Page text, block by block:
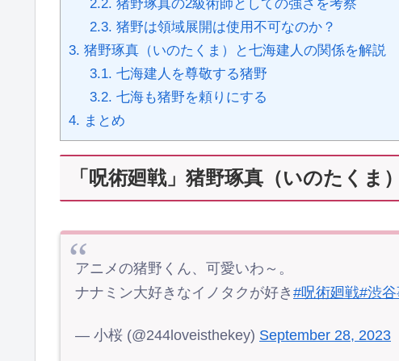
2.2. 猪野琢真の2級術師としての強さを考察
2.3. 猪野は領域展開は使用不可なのか？
3. 猪野琢真（いのたくま）と七海建人の関係を解説
3.1. 七海建人を尊敬する猪野
3.2. 七海も猪野を頼りにする
4. まとめ
「呪術廻戦」猪野琢真（いのたくま
アニメの猪野くん、可愛いわ～。
ナナミン大好きなイノタクが好き #呪術廻戦#渋
— 小桜 (@244loveisthekey) September 28, 2023